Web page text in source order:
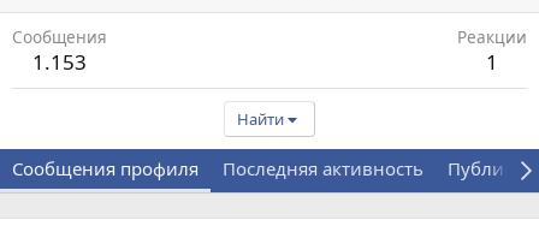
Сообщения
1.153
Реакции
1
Найти
Сообщения профиля Последняя активность